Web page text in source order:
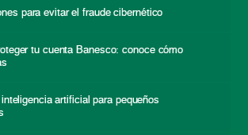
para evitar el fraude cibernético
tu cuenta Banesco: conoce cómo
artificial para pequeños